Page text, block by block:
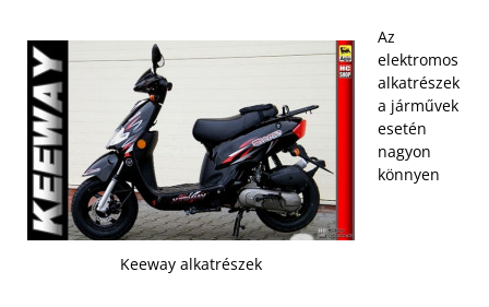
Keeway alkatrészek
Az
elektromos
alkatrészek
a járművek
esetén
nagyon
könnyen